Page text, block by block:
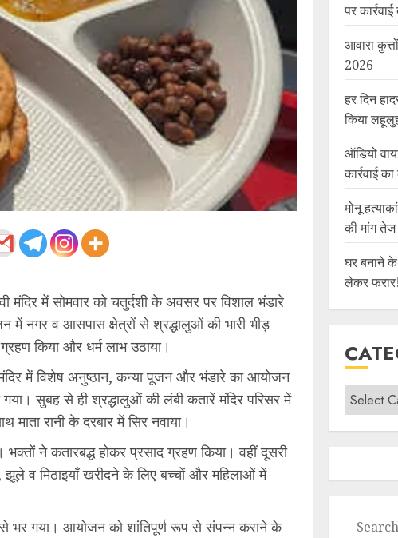
मंदिर में सोमवार को चतुर्दशी के अवसर पर विशाल भंडारे
में नगर व आसपास क्षेत्रों से श्रद्धालुओं की भारी भीड़
किया और धर्म लाभ उठाया।
मंदिर में विशेष अनुष्ठान, कन्या पूजन और भंडारे का आयोजन
गया। सुबह से ही श्रद्धालुओं की लंबी कतारें मंदिर परिसर में
रानी के दरबार में सिर नवाया।
ने कतारबद्ध होकर प्रसाद ग्रहण किया। वहीं दूसरी
झूले व मिठाइयाँ खरीदने के लिए बच्चों और महिलाओं में
से भर गया। आयोजन को शांतिपूर्ण रूप से संपन्न कराने के
पर
आवारा
2026
हर दिन
किया
ऑडियो
कार्रवाई
मोनू
की मांग तेज
घर बनाने
लेकर फरार!